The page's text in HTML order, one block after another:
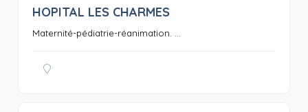
HOPITAL LES CHARMES
Maternité-pédiatrie-réanimation. ...